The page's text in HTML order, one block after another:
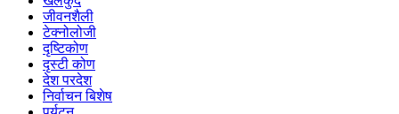
जीवनशैली
टेक्नोलोजी
दृष्टिकोण
दृस्टी कोण
देश परदेश
निर्वाचन बिशेष